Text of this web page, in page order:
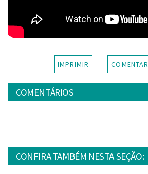
IMPRIMIR COMENTAR
COMENTÁRIOS
CONFIRA TAMBÉM NESTA SEÇÃO: